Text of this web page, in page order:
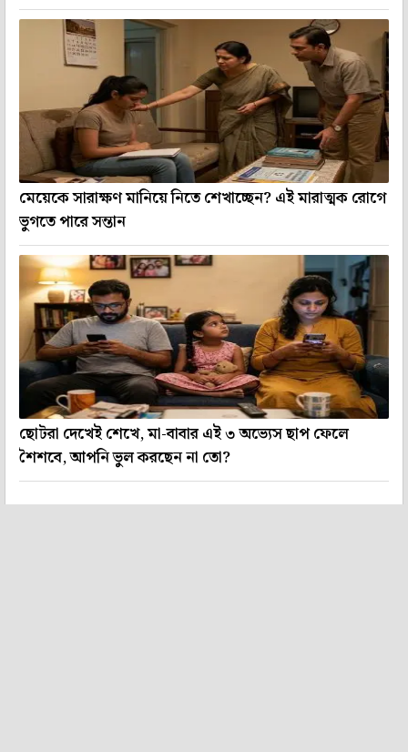
মেয়েকে সারাক্ষণ মানিয়ে নিতে শেখাচ্ছেন? এই মারাত্মক রোগে
ভুগতে পারে সন্তান
ছোটরা দেখেই শেখে, মা-বাবার এই ৩ অভ্যেস ছাপ ফেলে
শৈশবে, আপনি ভুল করছেন না তো?